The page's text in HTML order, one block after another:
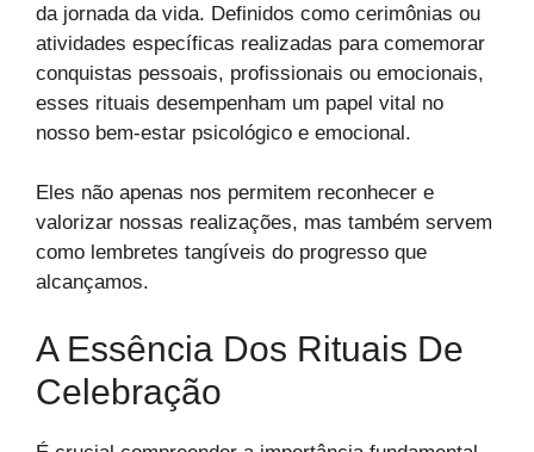
da jornada da vida. Definidos como cerimônias ou
atividades específicas realizadas para comemorar
conquistas pessoais, profissionais ou emocionais,
esses rituais desempenham um papel vital no
nosso bem-estar psicológico e emocional.
Eles não apenas nos permitem reconhecer e
valorizar nossas realizações, mas também servem
como lembretes tangíveis do progresso que
alcançamos.
A Essência Dos Rituais De
Celebração